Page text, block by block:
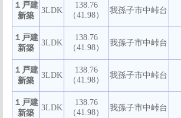
１戸建
新築
3LDK
138.76
（41.98）
我孫子市中峠台
１戸建
新築
3LDK
138.76
（41.98）
我孫子市中峠台
１戸建
新築
3LDK
138.76
（41.98）
我孫子市中峠台
１戸建
新築
3LDK
138.76
（41.98）
我孫子市中峠台